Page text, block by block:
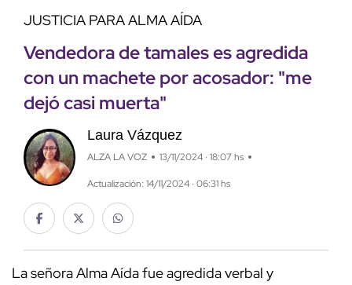
JUSTICIA PARA ALMA AÍDA
Vendedora de tamales es agredida
con un machete por acosador: "me
dejó casi muerta"
Laura Vázquez
ALZA LA VOZ 13/11/2024 · 18:07 hs
Actualización: 14/11/2024 · 06:31 hs
La señora Alma Aída fue agredida verbal y